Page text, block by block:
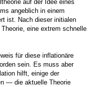
auf der Idee eines
angeblich in einem
ist. Nach dieser initialen
eine extrem schnelle
für diese inflationäre
sein. Es muss aber
hilft, einige der
— die aktuelle Theorie